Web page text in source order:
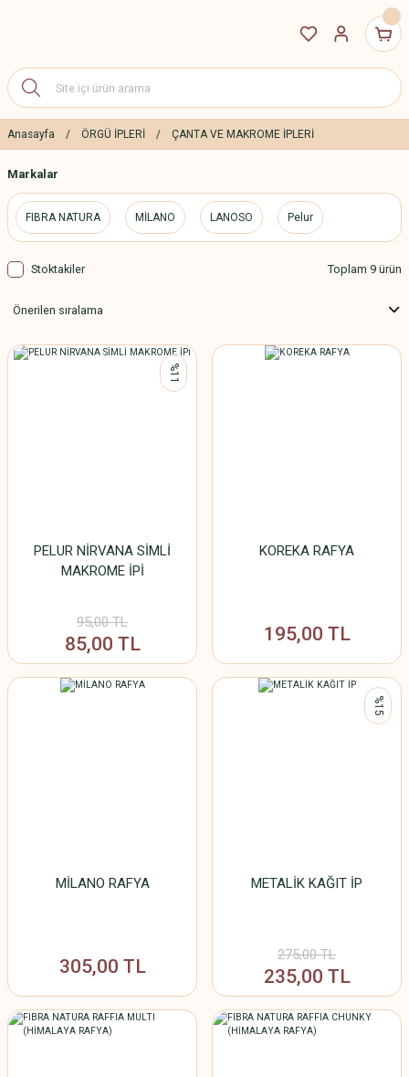
Anasayfa ÖRGÜ İPLERİ ÇANTA VE MAKROME İPLERİ
Markalar
FIBRA NATURA MİLANO LANOSO Pelur
Stoktakiler Toplam 9 ürün
%11
PELUR NİRVANA SİMLİ
MAKROME İPİ
95,00 TL
85,00 TL
KOREKA RAFYA
195,00 TL
MİLANO RAFYA
305,00 TL
%15
METALİK KAĞIT İP
275,00 TL
235,00 TL